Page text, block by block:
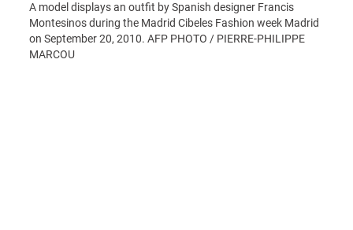
A model displays an outfit by Spanish designer Francis
Montesinos during the Madrid Cibeles Fashion week Madrid
on September 20, 2010. AFP PHOTO / PIERRE-PHILIPPE
MARCOU